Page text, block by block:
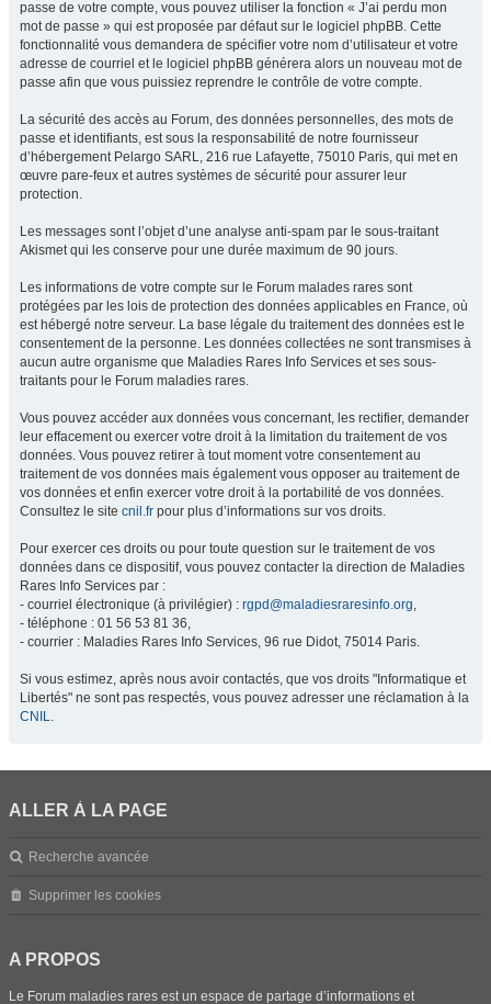
passe de votre compte, vous pouvez utiliser la fonction « J’ai perdu mon
mot de passe » qui est proposée par défaut sur le logiciel phpBB. Cette
fonctionnalité vous demandera de spécifier votre nom d’utilisateur et votre
adresse de courriel et le logiciel phpBB générera alors un nouveau mot de
passe afin que vous puissiez reprendre le contrôle de votre compte.
La sécurité des accès au Forum, des données personnelles, des mots de
passe et identifiants, est sous la responsabilité de notre fournisseur
d’hébergement Pelargo SARL, 216 rue Lafayette, 75010 Paris, qui met en
œuvre pare-feux et autres systèmes de sécurité pour assurer leur
protection.
Les messages sont l’objet d’une analyse anti-spam par le sous-traitant
Akismet qui les conserve pour une durée maximum de 90 jours.
Les informations de votre compte sur le Forum malades rares sont
protégées par les lois de protection des données applicables en France, où
est hébergé notre serveur. La base légale du traitement des données est le
consentement de la personne. Les données collectées ne sont transmises à
aucun autre organisme que Maladies Rares Info Services et ses sous-
traitants pour le Forum maladies rares.
Vous pouvez accéder aux données vous concernant, les rectifier, demander
leur effacement ou exercer votre droit à la limitation du traitement de vos
données. Vous pouvez retirer à tout moment votre consentement au
traitement de vos données mais également vous opposer au traitement de
vos données et enfin exercer votre droit à la portabilité de vos données.
Consultez le site cnil.fr pour plus d’informations sur vos droits.
Pour exercer ces droits ou pour toute question sur le traitement de vos
données dans ce dispositif, vous pouvez contacter la direction de Maladies
Rares Info Services par :
- courriel électronique (à privilégier) : rgpd@maladiesraresinfo.org,
- téléphone : 01 56 53 81 36,
- courrier : Maladies Rares Info Services, 96 rue Didot, 75014 Paris.
Si vous estimez, après nous avoir contactés, que vos droits "Informatique et
Libertés" ne sont pas respectés, vous pouvez adresser une réclamation à la
CNIL.
ALLER À LA PAGE
Recherche avancée
Supprimer les cookies
A PROPOS
Le Forum maladies rares est un espace de partage d’informations et